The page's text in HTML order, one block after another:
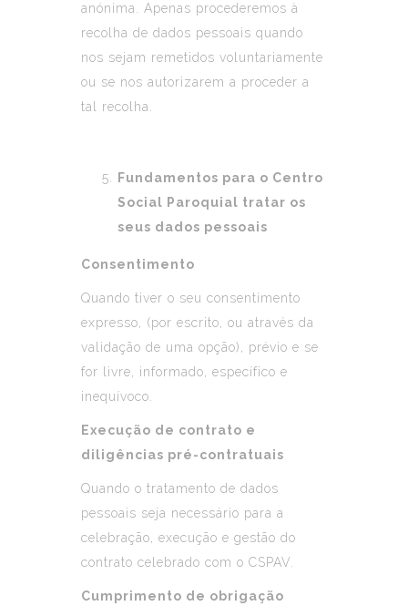
anónima. Apenas procederemos à
recolha de dados pessoais quando
nos sejam remetidos voluntariamente
ou se nos autorizarem a proceder a
tal recolha.
Fundamentos para o Centro
Social Paroquial tratar os
seus dados pessoais
Consentimento
Quando tiver o seu consentimento
expresso, (por escrito, ou através da
validação de uma opção), prévio e se
for livre, informado, específico e
inequívoco.
Execução de contrato e
diligências pré-contratuais
Quando o tratamento de dados
pessoais seja necessário para a
celebração, execução e gestão do
contrato celebrado com o CSPAV.
Cumprimento de obrigação